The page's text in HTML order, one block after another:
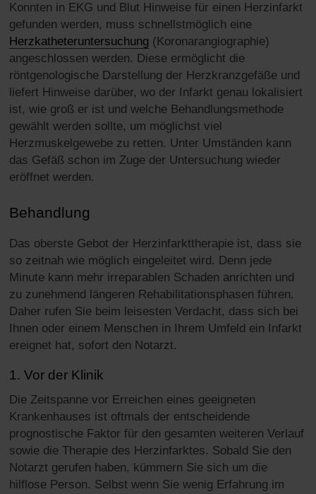
Konnten in EKG und Blut Hinweise für einen Herzinfarkt
gefunden werden, muss schnellstmöglich eine
Herzkatheteruntersuchung (Koronarangiographie)
angeschlossen werden. Diese ermöglicht die
röntgenologische Darstellung der Herzkranzgefäße und
liefert Hinweise darüber, wo der Infarkt genau lokalisiert
ist, wie groß er ist und welche Behandlungsmethode
gewählt werden sollte, um möglichst viel
Herzmuskelgewebe zu retten. Unter Umständen kann
das Gefäß schon im Zuge der Untersuchung wieder
eröffnet werden.
Behandlung
Das oberste Gebot der Herzinfarkttherapie ist, dass sie
so zeitnah wie möglich eingeleitet wird. Denn jede
Minute kann mehr irreparablen Schaden anrichten und
zu zunehmend längeren Rehabilitationsphasen führen.
Daher rufen Sie beim leisesten Verdacht, dass sich bei
Ihnen oder einem Menschen in Ihrem Umfeld ein Infarkt
ereignet hat, sofort den Notarzt.
1. Vor der Klinik
Die Zeitspanne vor Erreichen eines geeigneten
Krankenhauses ist oftmals der entscheidende
prognostische Faktor für den gesamten weiteren Verlauf
sowie die Therapie des Herzinfarktes. Sobald Sie den
Notarzt gerufen haben, kümmern Sie sich um die
hilflose Person. Selbst wenn Sie wenig Erfahrung im